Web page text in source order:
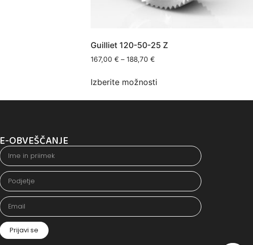
Guilliet 120-50-25 Z
167,00 € – 188,70 €
Izberite možnosti
E-OBVEŠČANJE
Prijavi se